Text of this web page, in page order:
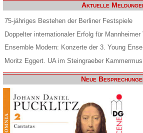
Aktuelle
75-jähriges Bestehen der Berliner Festspiele
Doppelter internationaler Erfolg für Mannheimer
Ensemble Modern: Konzerte der 3. Young
Moritz Eggert. UA im Steingraeber
Neue